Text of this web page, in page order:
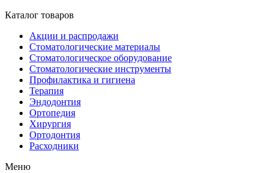
Каталог товаров
Акции и распродажи
Стоматологические материалы
Стоматологическое оборудование
Стоматологические инструменты
Профилактика и гигиена
Терапия
Эндодонтия
Ортопедия
Хирургия
Ортодонтия
Расходники
Меню